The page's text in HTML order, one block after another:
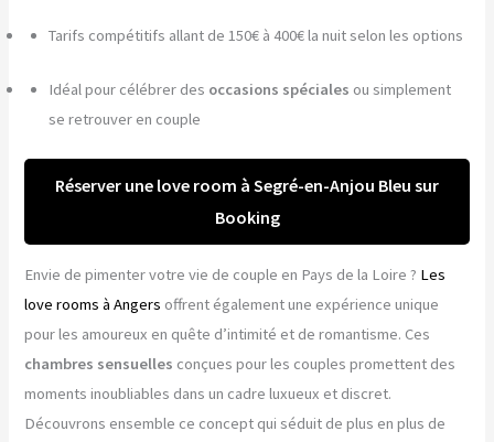
Tarifs compétitifs allant de 150€ à 400€ la nuit selon les options
Idéal pour célébrer des occasions spéciales ou simplement
se retrouver en couple
Réserver une love room à Segré-en-Anjou Bleu sur
Booking
Envie de pimenter votre vie de couple en Pays de la Loire ? Les
love rooms à Angers offrent également une expérience unique
pour les amoureux en quête d’intimité et de romantisme. Ces
chambres sensuelles conçues pour les couples promettent des
moments inoubliables dans un cadre luxueux et discret.
Découvrons ensemble ce concept qui séduit de plus en plus de